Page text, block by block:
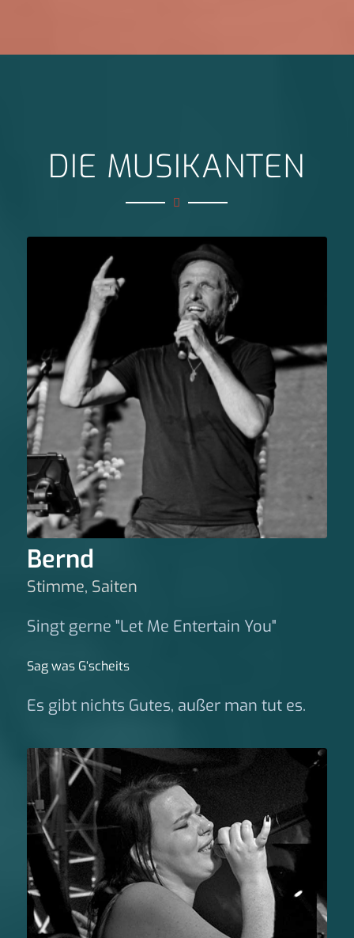
DIE MUSIKANTEN
Bernd
Stimme, Saiten
Singt gerne "Let Me Entertain You"
Sag was G‘scheits
Es gibt nichts Gutes, außer man tut es.